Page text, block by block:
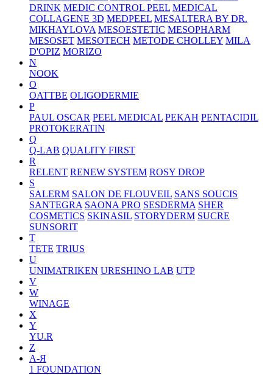
DRINK MEDIC CONTROL PEEL MEDICAL
COLLAGENE 3D MEDPEEL MESALTERA BY DR.
MIKHAYLOVA MESOESTETIC MESOPHARM
MESOSET MESOTECH METODE CHOLLEY MILA
D'OPIZ MORIZO
N
NOOK
O
OATTBE OLIGODERMIE
P
PAUL OSCAR PEEL MEDICAL PEKAH PENTACIDIL
PROTOKERATIN
Q
Q-LAB QUALITY FIRST
R
RELENT RENEW SYSTEM ROSY DROP
S
SALERM SALON DE FLOUVEIL SANS SOUCIS
SANTEGRA SAONA PRO SESDERMA SHER
COSMETICS SKINASIL STORYDERM SUCRE
SUNSORIT
T
TETE TRIUS
U
UNIMATRIKEN URESHINO LAB UTP
V
W
WINAGE
X
Y
YU.R
Z
А-Я
1 FOUNDATION